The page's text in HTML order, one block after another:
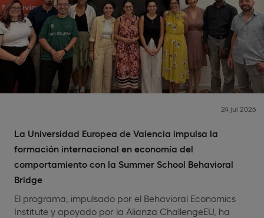
La Universidad Europea de Valencia impulsa la
formación internacional en economía del
comportamiento con la Summer School Behavioral
Bridge
24 jul 2026
El programa, impulsado por el Behavioral Economics
Institute y apoyado por la Alianza ChallengeEU, ha